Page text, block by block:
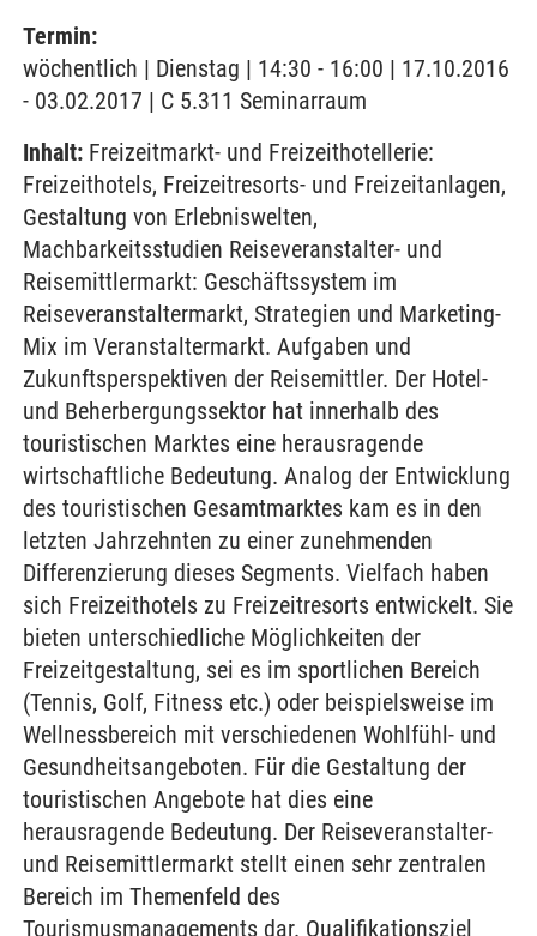
Termin:
wöchentlich | Dienstag | 14:30 - 16:00 | 17.10.2016
- 03.02.2017 | C 5.311 Seminarraum
Inhalt: Freizeitmarkt- und Freizeithotellerie:
Freizeithotels, Freizeitresorts- und Freizeitanlagen,
Gestaltung von Erlebniswelten,
Machbarkeitsstudien Reiseveranstalter- und
Reisemittlermarkt: Geschäftssystem im
Reiseveranstaltermarkt, Strategien und Marketing-
Mix im Veranstaltermarkt. Aufgaben und
Zukunftsperspektiven der Reisemittler. Der Hotel-
und Beherbergungssektor hat innerhalb des
touristischen Marktes eine herausragende
wirtschaftliche Bedeutung. Analog der Entwicklung
des touristischen Gesamtmarktes kam es in den
letzten Jahrzehnten zu einer zunehmenden
Differenzierung dieses Segments. Vielfach haben
sich Freizeithotels zu Freizeitresorts entwickelt. Sie
bieten unterschiedliche Möglichkeiten der
Freizeitgestaltung, sei es im sportlichen Bereich
(Tennis, Golf, Fitness etc.) oder beispielsweise im
Wellnessbereich mit verschiedenen Wohlfühl- und
Gesundheitsangeboten. Für die Gestaltung der
touristischen Angebote hat dies eine
herausragende Bedeutung. Der Reiseveranstalter-
und Reisemittlermarkt stellt einen sehr zentralen
Bereich im Themenfeld des
Tourismusmanagements dar. Qualifikationsziel